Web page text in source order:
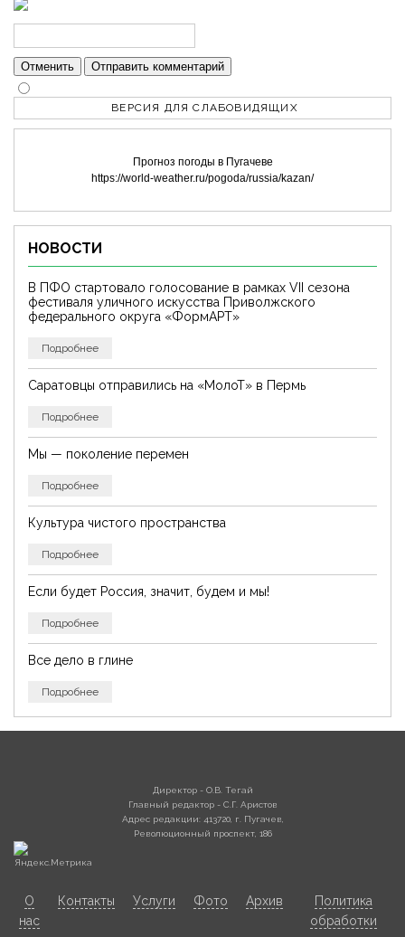
ВЕРСИЯ ДЛЯ СЛАБОВИДЯЩИХ
Прогноз погоды в Пугачеве
https://world-weather.ru/pogoda/russia/kazan/
НОВОСТИ
В ПФО стартовало голосование в рамках VII сезона
фестиваля уличного искусства Приволжского
федерального округа «ФормАРТ»
Подробнее
Саратовцы отправились на «МолоТ» в Пермь
Подробнее
Мы — поколение перемен
Подробнее
Культура чистого пространства
Подробнее
Если будет Россия, значит, будем и мы!
Подробнее
Все дело в глине
Подробнее
Отменить Отправить комментарий
Директор - О.В. Тегай
Главный редактор - С.Г. Аристов
Адрес редакции: 413720, г. Пугачев,
Революционный проспект, 186
О
нас
Контакты Услуги Фото Архив
Политика
обработки